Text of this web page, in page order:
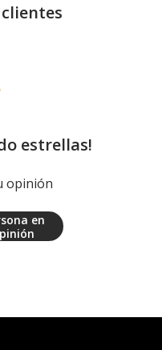
estrellas!
opinión
en